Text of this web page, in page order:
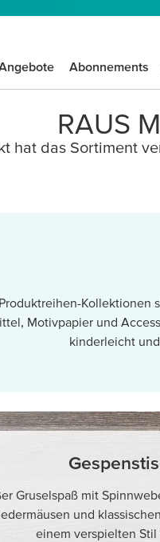
Abonnements
RAUS
hat das Sortiment
Kollektionen
Motivpapier und
kinderleicht
Gruselspaß mit
und
einem verspielten Stil